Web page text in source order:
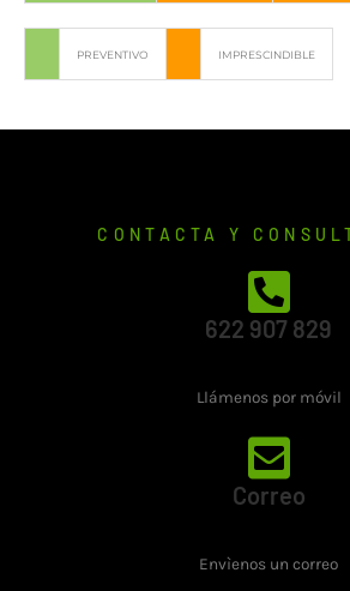
PREVENTIVO IMPRESCINDIBLE
CONTACTA Y
622 907 829
Llámenos por móvil
Correo
Envìenos un correo